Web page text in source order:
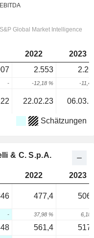
2022
2023
2.553
- -12,18 % -11,4
22.02.23
Schätzungen
& C. S.p.A.
2022
2023
477,4
- 37,98 % 6,18
561,4